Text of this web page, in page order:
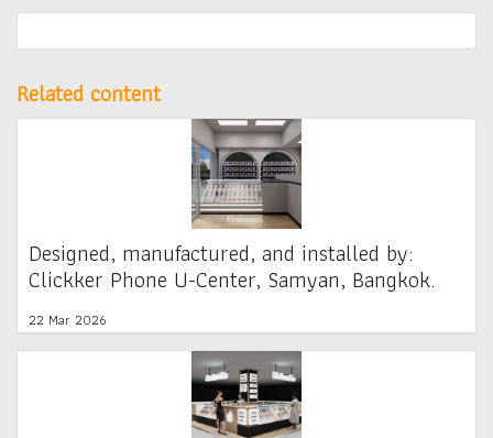
Related content
Designed, manufactured, and installed by:
Clickker Phone U-Center, Samyan, Bangkok.
22 Mar 2026